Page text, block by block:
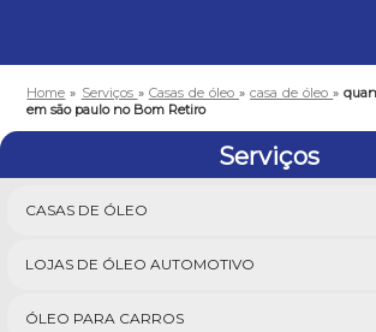
Home » Serviços » Casas de óleo »casa de óleo»
em são paulo no Bom Retiro
Serviços
CASAS DE ÓLEO
LOJAS DE ÓLEO AUTOMOTIVO
ÓLEO PARA CARROS